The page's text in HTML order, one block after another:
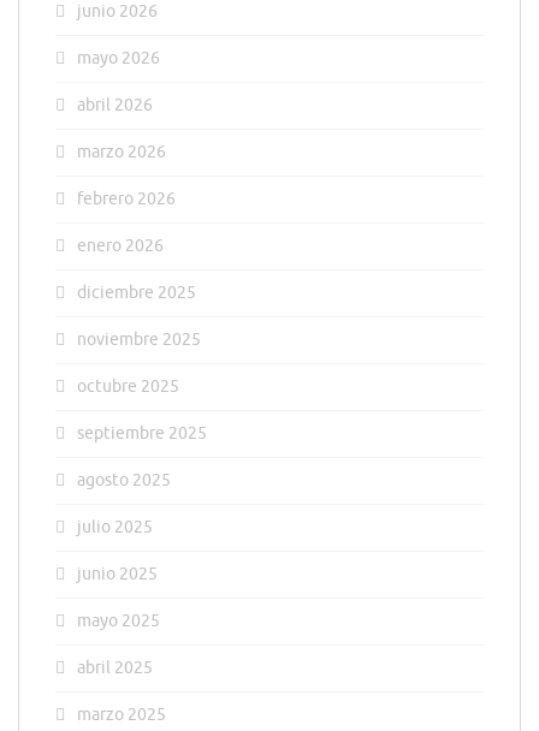
junio 2026
mayo 2026
abril 2026
marzo 2026
febrero 2026
enero 2026
diciembre 2025
noviembre 2025
octubre 2025
septiembre 2025
agosto 2025
julio 2025
junio 2025
mayo 2025
abril 2025
marzo 2025